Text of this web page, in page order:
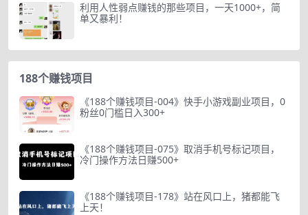
利用人性弱点赚钱的那些项目，一天1000+，简
单又暴利！
188个赚钱项目
《188个赚钱项目-004》快手小游戏副业项目，0
粉丝0门槛日入300+
《188个赚钱项目-075》取消手机号标记项目，
冷门操作方法日赚500+
《188个赚钱项目-178》站在风口上，猪都能飞
上天！